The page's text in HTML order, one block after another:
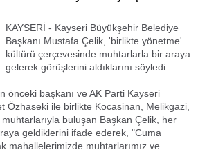
KAYSERİ - Kayseri Büyükşehir Belediye
Başkanı Mustafa Çelik, 'birlikte yönetme'
kültürü çerçevesinde muhtarlarla bir araya
gelerek görüşlerini aldıklarını söyledi.
önceki başkanı ve AK Parti Kayseri
Özhaseki ile birlikte Kocasinan, Melikgazi,
buluşan Başkan Çelik, her
geldiklerini ifade ederek, "Cuma
mahallelerimizde muhtarlarımız ve